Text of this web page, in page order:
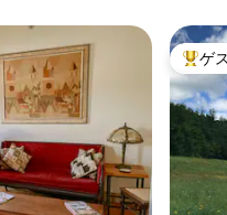
です。 大好
ゲ